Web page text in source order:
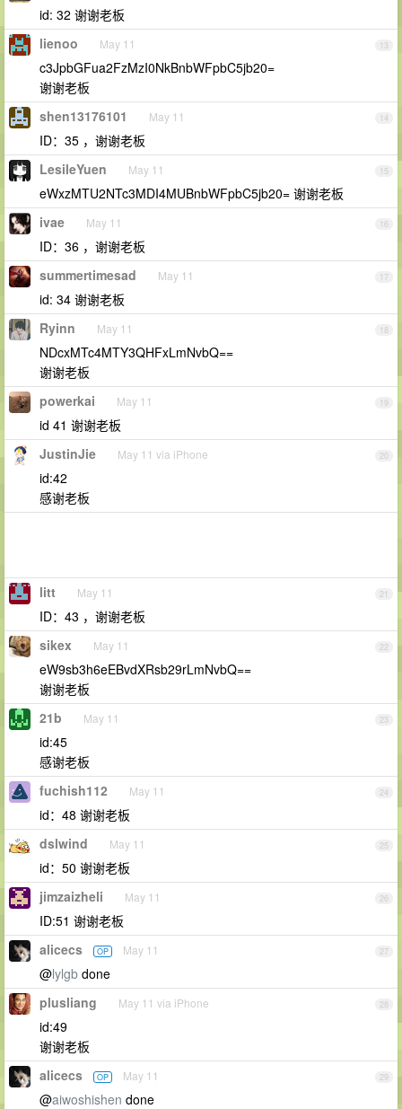
id: 32 谢谢老板
13
lienoo May 11
c3JpbGFua2FzMzI0NkBnbWFpbC5jb20=
谢谢老板
14
shen13176101 May 11
ID：35 ，谢谢老板
15
LesileYuen May 11
eWxzMTU2NTc3MDI4MUBnbWFpbC5jb20= 谢谢老板
16
ivae May 11
ID：36 ，谢谢老板
17
summertimesad May 11
id: 34 谢谢老板
18
Ryinn May 11
NDcxMTc4MTY3QHFxLmNvbQ==
谢谢老板
19
powerkai May 11
id 41 谢谢老板
20
JustinJie May 11 via iPhone
id:42
感谢老板
21
litt May 11
ID：43 ，谢谢老板
22
sikex May 11
eW9sb3h6eEBvdXRsb29rLmNvbQ==
谢谢老板
23
21b May 11
id:45
感谢老板
24
fuchish112 May 11
id：48 谢谢老板
25
dslwind May 11
id：50 谢谢老板
26
jimzaizheli May 11
ID:51 谢谢老板
27
alicecs OP May 11
@lylgb done
28
plusliang May 11 via iPhone
id:49
谢谢老板
29
alicecs OP May 11
@aiwoshishen done